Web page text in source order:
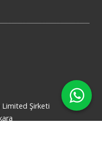
Limited Şirketi